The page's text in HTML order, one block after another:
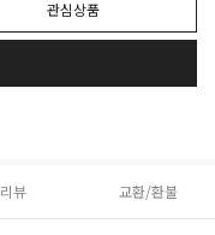
관심상품
리뷰 교환/환불